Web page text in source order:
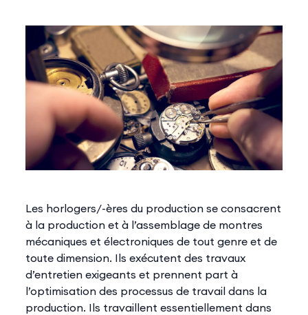
Les horlogers/-ères du production se consacrent
à la production et à l’assemblage de montres
mécaniques et électroniques de tout genre et de
toute dimension. Ils exécutent des travaux
d’entretien exigeants et prennent part à
l’optimisation des processus de travail dans la
production. Ils travaillent essentiellement dans